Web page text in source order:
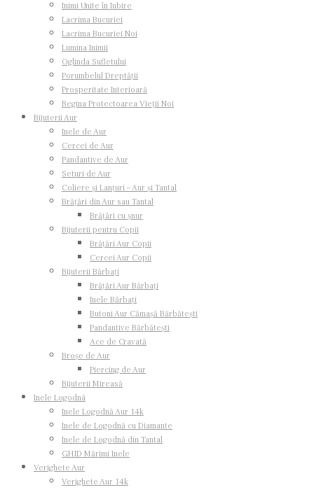
Inimi Unite în Iubire
Lacrima Bucuriei
Lacrima Bucuriei Noi
Lumina Inimii
Oglinda Sufletului
Porumbelul Dreptății
Prosperitate Interioară
Regina Protectoarea Vieții Noi
Bijuterii Aur
Inele de Aur
Cercei de Aur
Pandantive de Aur
Seturi de Aur
Coliere și Lanțuri – Aur și Tantal
Brățări din Aur sau Tantal
Brățări cu șnur
Bijuterii pentru Copii
Brățări Aur Copii
Cercei Aur Copii
Bijuterii Bărbați
Brățări Aur Bărbați
Inele Bărbați
Butoni Aur Cămașă Bărbătești
Pandantive Bărbătești
Ace de Cravată
Broșe de Aur
Piercing de Aur
Bijuterii Mireasă
Inele Logodnã
Inele Logodnă Aur 14k
Inele de Logodnă cu Diamante
Inele de Logodnă din Tantal
GHID Mărimi Inele
Verighete Aur
Verighete Aur 14k